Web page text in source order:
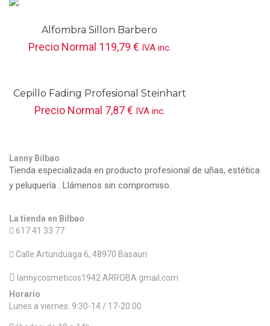
Alfombra Sillon Barbero
Precio Normal 119,79 € IVA inc.
Cepillo Fading Profesional Steinhart
Precio Normal 7,87€ IVA inc.
Lanny Bilbao
Tienda especializada en producto profesional de uñas, estética
y peluquería . Llámenos sin compromiso.
La tienda en Bilbao
617 41 33 77
Calle Artunduaga 6, 48970 Basauri
lannycosmeticos1942 ARROBA gmail.com
Horario
Lunes a viernes: 9:30-14 / 17-20.00